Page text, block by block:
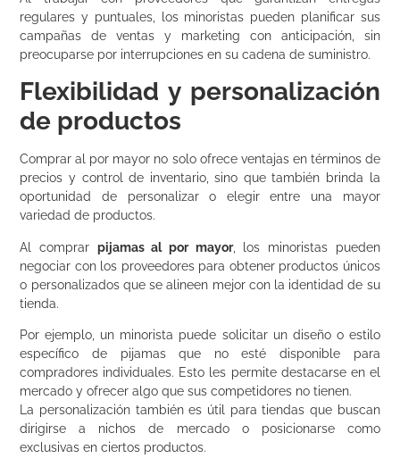
regulares y puntuales, los minoristas pueden planificar sus
campañas de ventas y marketing con anticipación, sin
preocuparse por interrupciones en su cadena de suministro.
Flexibilidad y personalización
de productos
Comprar al por mayor no solo ofrece ventajas en términos de
precios y control de inventario, sino que también brinda la
oportunidad de personalizar o elegir entre una mayor
variedad de productos.
Al comprar pijamas al por mayor, los minoristas pueden
negociar con los proveedores para obtener productos únicos
o personalizados que se alineen mejor con la identidad de su
tienda.
Por ejemplo, un minorista puede solicitar un diseño o estilo
específico de pijamas que no esté disponible para
compradores individuales. Esto les permite destacarse en el
mercado y ofrecer algo que sus competidores no tienen.
La personalización también es útil para tiendas que buscan
dirigirse a nichos de mercado o posicionarse como
exclusivas en ciertos productos.